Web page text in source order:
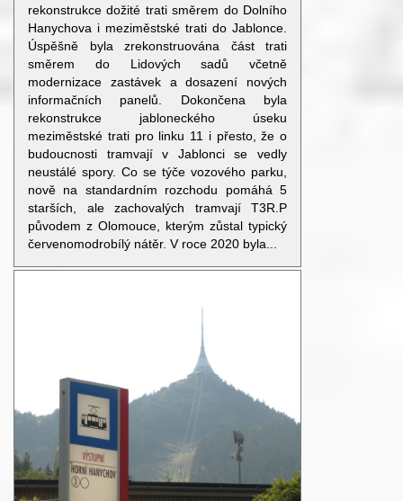
rekonstrukce dožité trati směrem do Dolního
Hanychova i meziměstské trati do Jablonce.
Úspěšně byla zrekonstruována část trati
směrem do Lidových sadů včetně
modernizace zastávek a dosazení nových
informačních panelů. Dokončena byla
rekonstrukce jabloneckého úseku
meziměstské trati pro linku 11 i přesto, že o
budoucnosti tramvají v Jablonci se vedly
neustálé spory. Co se týče vozového parku,
nově na standardním rozchodu pomáhá 5
starších, ale zachovalých tramvají T3R.P
původem z Olomouce, kterým zůstal typický
červenomodrobílý nátěr. V roce 2020 byla...